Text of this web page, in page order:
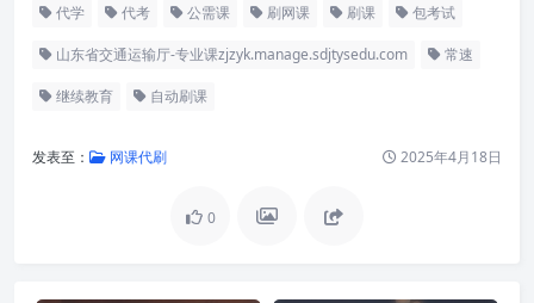
代学 代考 公需课 刷网课 刷课 包考试
山东省交通运输厅-专业课zjzyk.manage.sdjtysedu.com 常速
继续教育 自动刷课
发表至： 网课代刷 2025年4月18日
0